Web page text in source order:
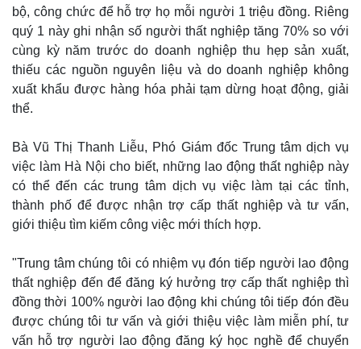
bộ, công chức để hỗ trợ họ mỗi người 1 triệu đồng. Riêng
quý 1 này ghi nhận số người thất nghiệp tăng 70% so với
cùng kỳ năm trước do doanh nghiệp thu hẹp sản xuất,
thiếu các nguồn nguyên liệu và do doanh nghiệp không
xuất khẩu được hàng hóa phải tạm dừng hoạt động, giải
thể.
Bà Vũ Thị Thanh Liễu, Phó Giám đốc Trung tâm dịch vụ
việc làm Hà Nội cho biết, những lao động thất nghiệp này
có thể đến các trung tâm dịch vụ việc làm tại các tỉnh,
thành phố để được nhận trợ cấp thất nghiệp và tư vấn,
giới thiệu tìm kiếm công việc mới thích hợp.
"Trung tâm chúng tôi có nhiệm vụ đón tiếp người lao động
thất nghiệp đến để đăng ký hưởng trợ cấp thất nghiệp thì
đồng thời 100% người lao động khi chúng tôi tiếp đón đều
được chúng tôi tư vấn và giới thiệu việc làm miễn phí, tư
vấn hỗ trợ người lao động đăng ký học nghề để chuyển